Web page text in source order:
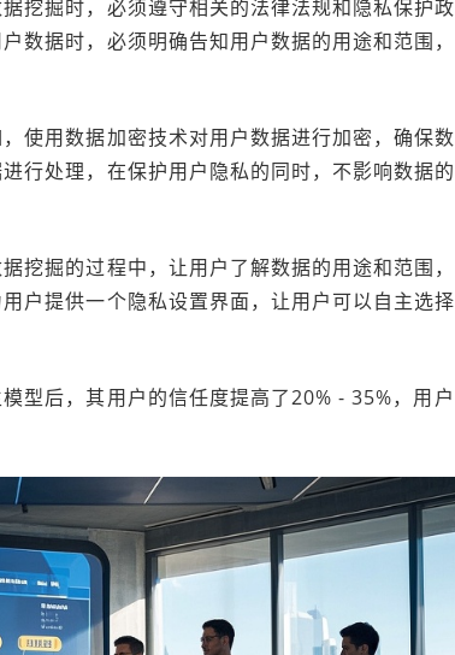
挖掘时，必须遵守相关的法律法规和隐私保护政
数据时，必须明确告知用户数据的用途和范围，
使用数据加密技术对用户数据进行加密，确保数
行处理，在保护用户隐私的同时，不影响数据的
挖掘的过程中，让用户了解数据的用途和范围，
户提供一个隐私设置界面，让用户可以自主选择
型后，其用户的信任度提高了20% - 35%，用户